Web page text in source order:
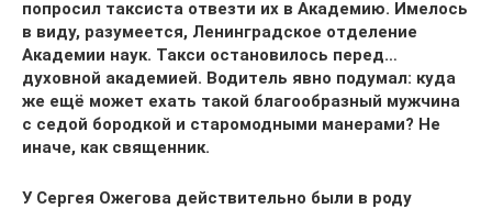
попросил таксиста отвезти их в Академию. Имелось
в виду, разумеется, Ленинградское отделение
Академии наук. Такси остановилось перед…
духовной академией. Водитель явно подумал: куда
же ещё может ехать такой благообразный мужчина
с седой бородкой и старомодными манерами? Не
иначе, как священник.
У Сергея Ожегова действительно были в роду